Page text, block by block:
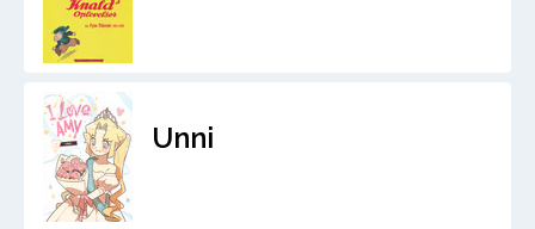
Unni